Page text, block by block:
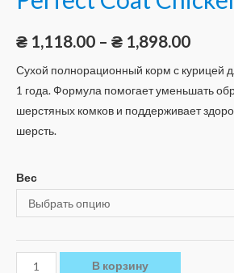
₴ 1,118.00 – ₴ 1,898.00
Сухой полнорационный корм с курицей
1 года. Формула помогает уменьшать
шерстяных комков и поддерживает
шерсть.
Вес
В корзину